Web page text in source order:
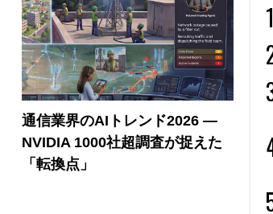
通信業界のAIトレンド2026 ―
NVIDIA 1000社超調査が捉えた
「転換点」